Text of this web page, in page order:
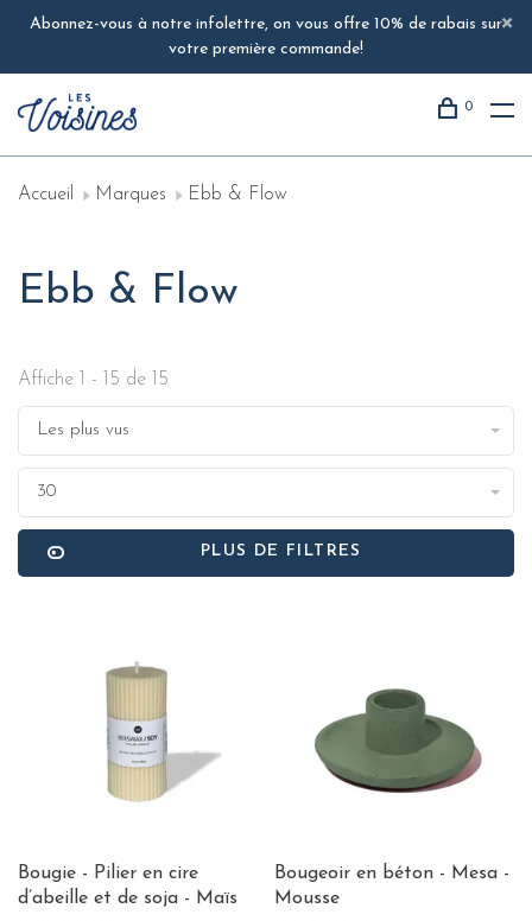
Abonnez-vous à notre infolettre, on vous offre 10% de rabais sur
votre première commande!
0
Accueil Marques Ebb & Flow
Ebb & Flow
Affiche 1 - 15 de 15
Les plus vus
30
PLUS DE FILTRES
Bougie - Pilier en cire
d’abeille et de soja - Maïs
Bougeoir en béton - Mesa -
Mousse